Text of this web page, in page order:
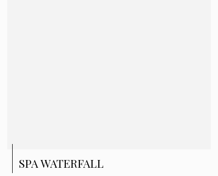
SPA WATERFALL